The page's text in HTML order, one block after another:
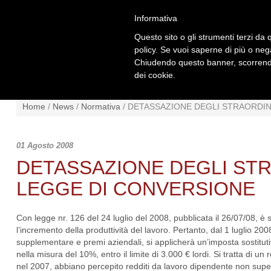
NEWS NORMATIVA
Home / News / Normativa / DETASSAZIONE DEGLI
01 Agosto 2008
DETASSAZIONE DEGLI
LEGGE DI CONVERSIONE
Con legge nr. 126 del 24 luglio del 2008, pubblicata il 26/07/08,
l’incremento della produttività del lavoro. Pertanto, dal 1 luglio
supplementare e premi aziendali, si applicherà un’imposta
nella misura del 10%, entro il limite di 3.000 € lordi. Si tratta di
nel 2007, abbiano percepito redditi da lavoro dipendente non
Informativa
Questo sito o gli strumenti terzi da
policy. Se vuoi saperne di più o
Chiudendo questo banner,
dei cookie.